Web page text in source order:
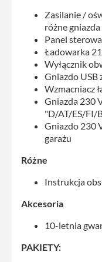
Zasilanie /
różne
Panel
Ładowarka
Wyłącznik
Gniazdo USB
Wzmacniacz
Gniazda 230
"D/AT/ES/FI/
Gniazdo 230
garażu
Różne
Instrukcja
Akcesoria
10-letnia
PAKIETY: